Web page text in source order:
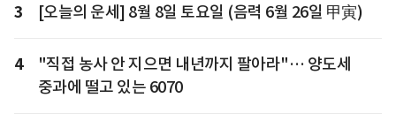
3 [오늘의 운세] 8월 8일 토요일 (음력 6월 26일 甲寅)
4
"직접 농사 안 지으면 내년까지 팔아라"… 양도세
중과에 떨고 있는 6070